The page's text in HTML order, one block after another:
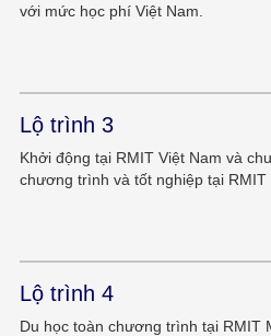
với mức học phí Việt Nam.
Lộ trình 3
Khởi động tại RMIT Việt Nam và
chương trình và tốt nghiệp tại RMIT
Lộ trình 4
Du học toàn chương trình tại RMIT